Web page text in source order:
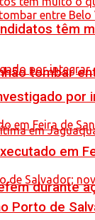
tombar
durante
têm
em
Porto de